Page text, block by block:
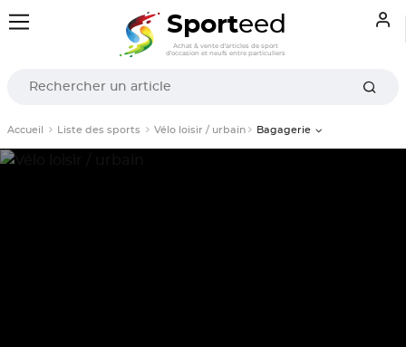
Sporteed
Achat & vente d'articles de sport
d'occasion et neufs entre particuliers
Accueil Liste des sports Vélo loisir / urbain Bagagerie